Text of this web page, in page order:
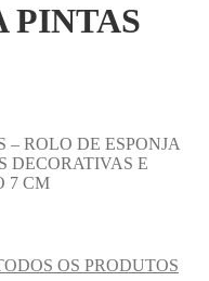
PINTAS
– ROLO DE ESPONJA
DECORATIVAS E
7 CM
OS PRODUTOS